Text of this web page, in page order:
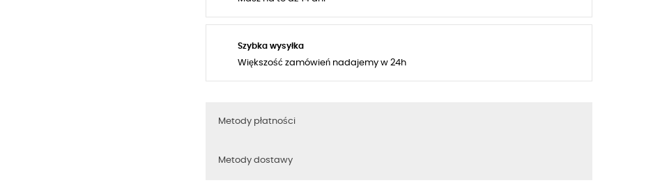
Szybka wysyłka
Większość zamówień nadajemy w 24h
Metody płatności
Metody dostawy